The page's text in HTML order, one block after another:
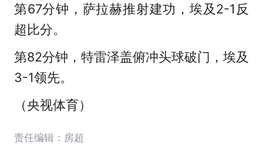
第67分钟，萨拉赫推射建功，埃及2-1反
超比分。
第82分钟，特雷泽盖俯冲头球破门，埃及
3-1领先。
（央视体育）
责任编辑：房超